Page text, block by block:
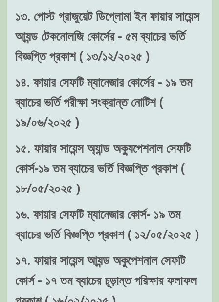
১৩. পোস্ট গ্রাজুয়েট ডিপ্লোমা ইন ফায়ার সায়েন্স
আ্যন্ড টেকনোলজি কোর্সের - ৫ম ব্যাচের ভর্তি
বিজ্ঞপ্তি প্রকাশ ( ১৩/১২/২০২৫ )
১৪. ফায়ার সেফটি ম্যানেজার কোর্সের - ১৯ তম
ব্যাচের ভর্তি পরীক্ষা সংক্রান্ত নোটিশ (
১৯/০৬/২০২৫ )
১৫. ফায়ার সায়েন্স অ্যান্ড অক্যুপেশনাল সেফটি
কোর্স-১৯ তম ব্যাচের ভর্তি বিজ্ঞপ্তি প্রকাশ (
১৮/০৫/২০২৫ )
১৬. ফায়ার সেফটি ম্যানেজার কোর্স- ১৯ তম
ব্যাচের ভর্তি বিজ্ঞপ্তি প্রকাশ ( ১২/০৫/২০২৫ )
১৭. ফায়ার সায়েন্স আ্যন্ড অকুপেশনাল সেফটি
কোর্স - ১৭ তম ব্যাচের চূড়ান্ত পরিক্ষার ফলাফল
প্রকাশ ( ১৬/০২/২০২৫ )